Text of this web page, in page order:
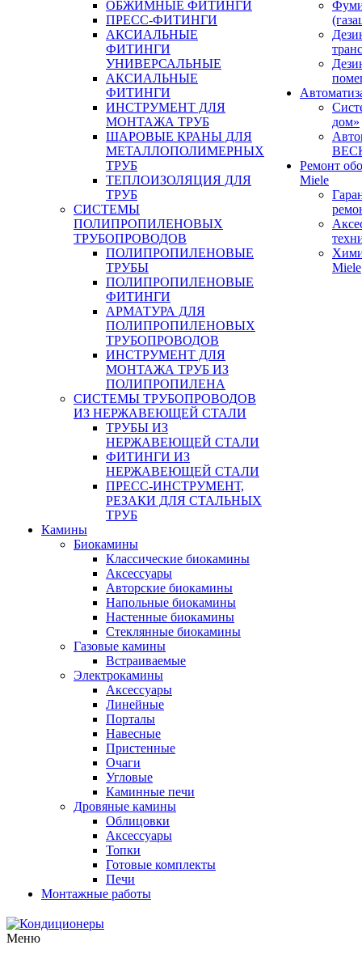
ОБЖИМНЫЕ ФИТИНГИ
ПРЕСС-ФИТИНГИ
АКСИАЛЬНЫЕ
ФИТИНГИ
УНИВЕРСАЛЬНЫЕ
АКСИАЛЬНЫЕ
ФИТИНГИ
ИНСТРУМЕНТ ДЛЯ
МОНТАЖА ТРУБ
ШАРОВЫЕ КРАНЫ ДЛЯ
МЕТАЛЛОПОЛИМЕРНЫХ
ТРУБ
ТЕПЛОИЗОЛЯЦИЯ ДЛЯ
ТРУБ
СИСТЕМЫ
ПОЛИПРОПИЛЕНОВЫХ
ТРУБОПРОВОДОВ
ПОЛИПРОПИЛЕНОВЫЕ
ТРУБЫ
ПОЛИПРОПИЛЕНОВЫЕ
ФИТИНГИ
АРМАТУРА ДЛЯ
ПОЛИПРОПИЛЕНОВЫХ
ТРУБОПРОВОДОВ
ИНСТРУМЕНТ ДЛЯ
МОНТАЖА ТРУБ ИЗ
ПОЛИПРОПИЛЕНА
СИСТЕМЫ ТРУБОПРОВОДОВ
ИЗ НЕРЖАВЕЮЩЕЙ СТАЛИ
ТРУБЫ ИЗ
НЕРЖАВЕЮЩЕЙ СТАЛИ
ФИТИНГИ ИЗ
НЕРЖАВЕЮЩЕЙ СТАЛИ
ПРЕСС-ИНСТРУМЕНТ,
РЕЗАКИ ДЛЯ СТАЛЬНЫХ
ТРУБ
Камины
Биокамины
Классические биокамины
Аксессуары
Авторские биокамины
Напольные биокамины
Настенные биокамины
Стеклянные биокамины
Газовые камины
Встраиваемые
Электрокамины
Аксессуары
Линейные
Порталы
Навесные
Пристенные
Очаги
Угловые
Каминные печи
Дровяные камины
Облицовки
Аксессуары
Топки
Готовые комплекты
Печи
Монтажные работы
дом»
Ремонт
Miele
Miele
Меню